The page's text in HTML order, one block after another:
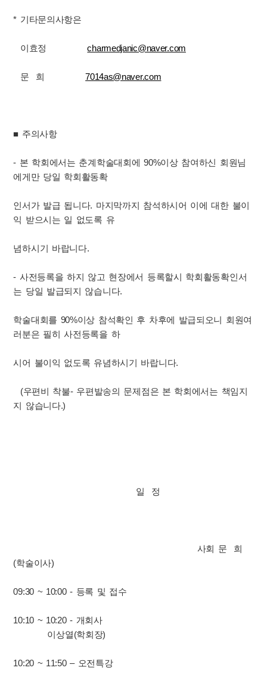
* 기타문의사항은
이효정charmedjanic@naver.com
문 희7014as@naver.com
■ 주의사항
- 본 학회에서는 춘계학술대회에 90%이상 참여하신 회원님
에게만 당일 학회활동확
인서가 발급 됩니다. 마지막까지 참석하시어 이에 대한 불이
익 받으시는 일 없도록 유
념하시기 바랍니다.
- 사전등록을 하지 않고 현장에서 등록할시 학회활동확인서
는 당일 발급되지 않습니다.
학술대회를 90%이상 참석확인 후 차후에 발급되오니 회원여
러분은 필히 사전등록을 하
시어 불이익 없도록 유념하시기 바랍니다.
(우편비 착불- 우편발송의 문제점은 본 학회에서는 책임지
지 않습니다.)
일 정
사회 문 희
(학술이사)
09:30 ~ 10:00 - 등록 및 접수
10:10 ~ 10:20 - 개회사
이상열(학회장)
10:20 ~ 11:50 – 오전특강